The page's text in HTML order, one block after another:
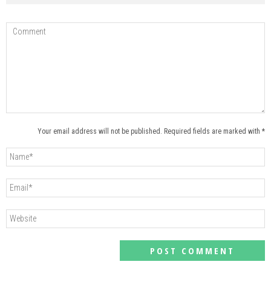
Your email address will not be published. Required fields are marked with *